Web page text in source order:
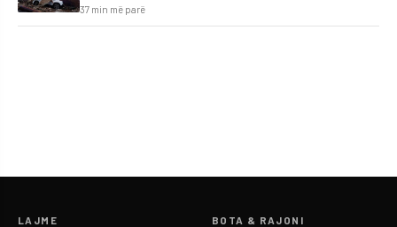
37 min më parë
LAJME BOTA & RAJONI